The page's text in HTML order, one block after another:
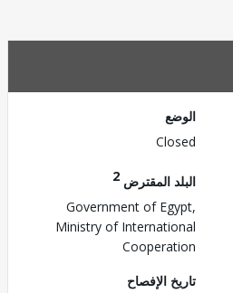
البلد المقترض
Government of Egypt,
Ministry of International
Cooperation
تاريخ الإفصاح